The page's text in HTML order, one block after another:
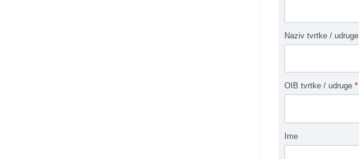
Naziv tvrtke / udruge
OIB tvrtke / udruge *
Ime